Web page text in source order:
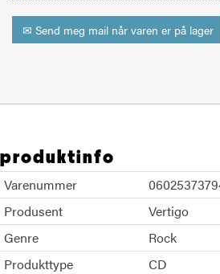
✉ Send meg mail når varen er på lager
produktinfo
Varenummer
Produsent
Vertigo
Genre
Rock
Produkttype
CD